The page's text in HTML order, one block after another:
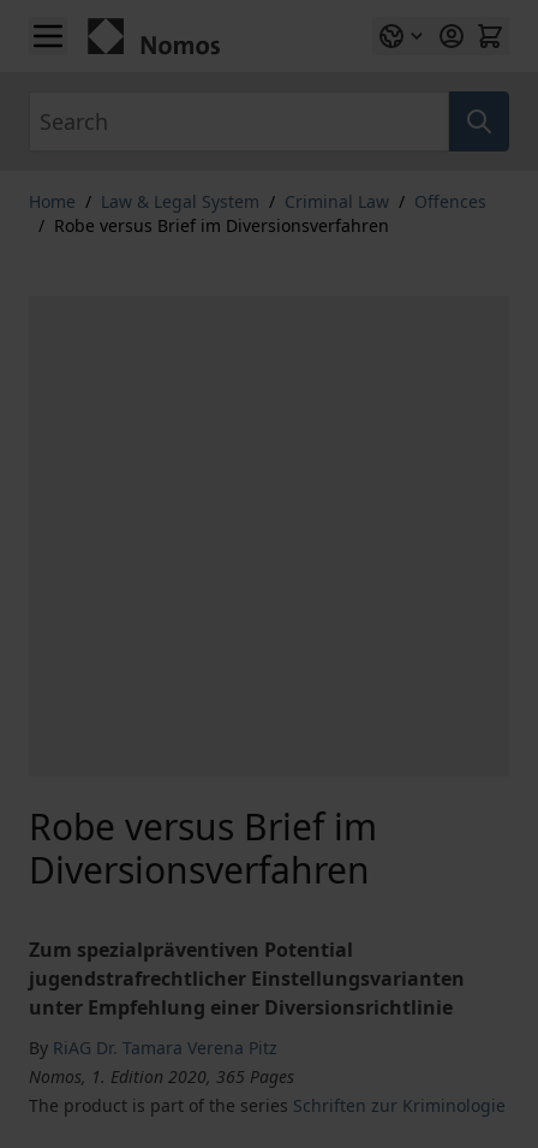
Skip to Content
Home / Law & Legal System / Criminal Law / Offences
/ Robe versus Brief im Diversionsverfahren
Robe versus Brief im
Diversionsverfahren
Zum spezialpräventiven Potential
jugendstrafrechtlicher Einstellungsvarianten
unter Empfehlung einer Diversionsrichtlinie
By RiAG Dr. Tamara Verena Pitz
Nomos, 1. Edition 2020, 365 Pages
The product is part of the series Schriften zur Kriminologie